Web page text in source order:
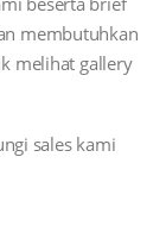
membutuhkan
melihat gallery
sales kami